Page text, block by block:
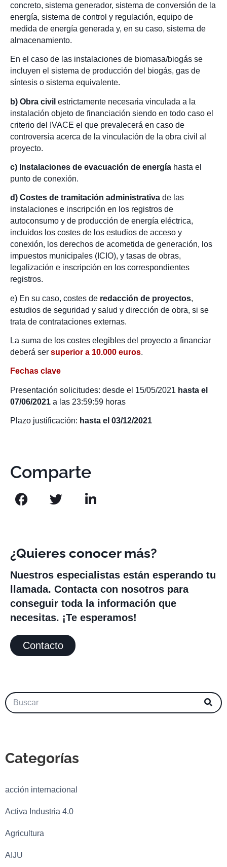
concreto, sistema generador, sistema de conversión de la
energía, sistema de control y regulación, equipo de
medida de energía generada y, en su caso, sistema de
almacenamiento.
En el caso de las instalaciones de biomasa/biogás se
incluyen el sistema de producción del biogás, gas de
síntesis o sistema equivalente.
b) Obra civil estrictamente necesaria vinculada a la
instalación objeto de financiación siendo en todo caso el
criterio del IVACE el que prevalecerá en caso de
controversia acerca de la vinculación de la obra civil al
proyecto.
c) Instalaciones de evacuación de energía hasta el
punto de conexión.
d) Costes de tramitación administrativa de las
instalaciones e inscripción en los registros de
autoconsumo y de producción de energía eléctrica,
incluidos los costes de los estudios de acceso y
conexión, los derechos de acometida de generación, los
impuestos municipales (ICIO), y tasas de obras,
legalización e inscripción en los correspondientes
registros.
e) En su caso, costes de redacción de proyectos,
estudios de seguridad y salud y dirección de obra, si se
trata de contrataciones externas.
La suma de los costes elegibles del proyecto a financiar
deberá ser superior a 10.000 euros.
Fechas clave
Presentación solicitudes: desde el 15/05/2021 hasta el
07/06/2021 a las 23:59:59 horas
Plazo justificación: hasta el 03/12/2021
Comparte
¿Quieres conocer más?
Nuestros especialistas están esperando tu
llamada. Contacta con nosotros para
conseguir toda la información que
necesitas. ¡Te esperamos!
Contacto
Categorías
acción internacional
Activa Industria 4.0
Agricultura
AIJU